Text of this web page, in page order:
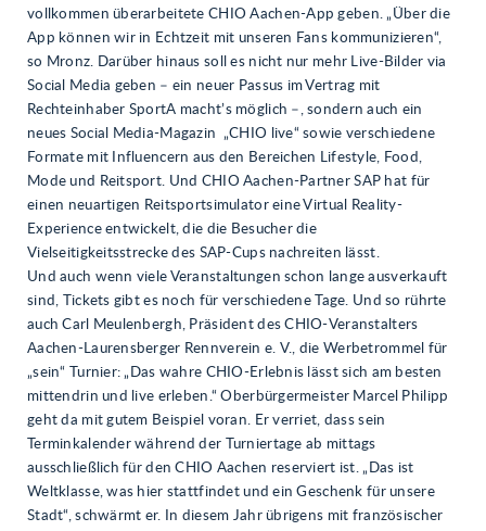
vollkommen überarbeitete CHIO Aachen-App geben. „Über die
App können wir in Echtzeit mit unseren Fans kommunizieren“,
so Mronz. Darüber hinaus soll es nicht nur mehr Live-Bilder via
Social Media geben – ein neuer Passus im Vertrag mit
Rechteinhaber SportA macht’s möglich –, sondern auch ein
neues Social Media-Magazin „CHIO live“ sowie verschiedene
Formate mit Influencern aus den Bereichen Lifestyle, Food,
Mode und Reitsport. Und CHIO Aachen-Partner SAP hat für
einen neuartigen Reitsportsimulator eine Virtual Reality-
Experience entwickelt, die die Besucher die
Vielseitigkeitsstrecke des SAP-Cups nachreiten lässt.
Und auch wenn viele Veranstaltungen schon lange ausverkauft
sind, Tickets gibt es noch für verschiedene Tage. Und so rührte
auch Carl Meulenbergh, Präsident des CHIO-Veranstalters
Aachen-Laurensberger Rennverein e. V., die Werbetrommel für
„sein“ Turnier: „Das wahre CHIO-Erlebnis lässt sich am besten
mittendrin und live erleben.“ Oberbürgermeister Marcel Philipp
geht da mit gutem Beispiel voran. Er verriet, dass sein
Terminkalender während der Turniertage ab mittags
ausschließlich für den CHIO Aachen reserviert ist. „Das ist
Weltklasse, was hier stattfindet und ein Geschenk für unsere
Stadt“, schwärmt er. In diesem Jahr übrigens mit französischer